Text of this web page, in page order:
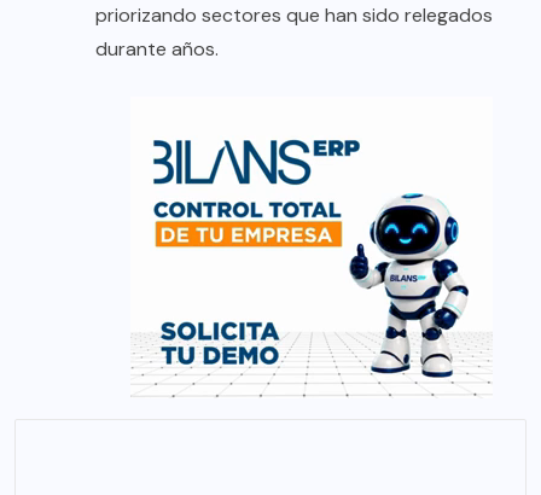
priorizando sectores que han sido relegados
durante años.